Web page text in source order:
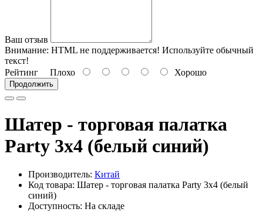
Ваш отзыв
Внимание: HTML не поддерживается! Используйте обычный
текст!
Рейтинг Плохо Хорошо
Продолжить
Шатер - торговая палатка
Party 3x4 (белый синий)
Производитель: Китай
Код товара: Шатер - торговая палатка Party 3x4 (белый
синий)
Доступность: На складе